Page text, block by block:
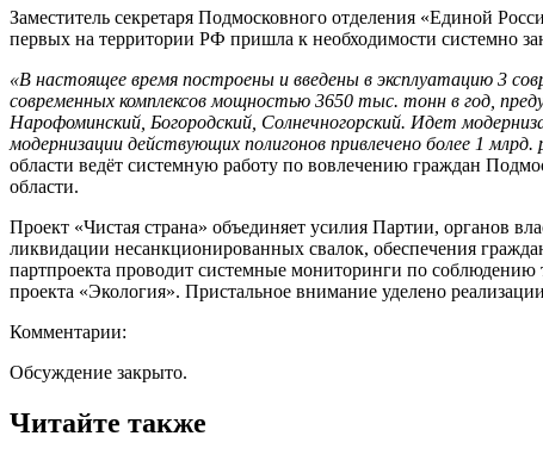
Заместитель секретаря Подмосковного отделения «Единой
первых на территории РФ пришла к необходимости системно
«В настоящее время построены и введены в эксплуатацию 3
современных комплексов мощностью 3650 тыс. тонн в год,
Нарофоминский, Богородский, Солнечногорский. Идет
модернизации действующих полигонов привлечено более 1 млрд.
области ведёт системную работу по вовлечению граждан
области.
Проект «Чистая страна» объединяет усилия Партии, органов
ликвидации несанкционированных свалок, обеспечения
партпроекта проводит системные мониторинги по соблюдению
проекта «Экология». Пристальное внимание уделено
Комментарии:
Обсуждение закрыто.
Читайте также